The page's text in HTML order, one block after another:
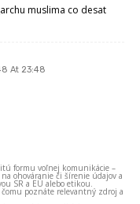
muslima co desat
At 23:48
formu voľnej komunikácie –
ohováranie či šírenie údajov a
SR a EÚ alebo etikou.
poznáte relevantný zdroj a